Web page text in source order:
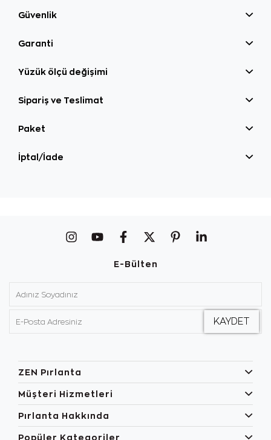
Güvenlik
Garanti
Yüzük ölçü değişimi
Sipariş ve Teslimat
Paket
İptal/İade
E-Bülten
ZEN Pırlanta
Müşteri Hizmetleri
Pırlanta Hakkında
Popüler Kategoriler